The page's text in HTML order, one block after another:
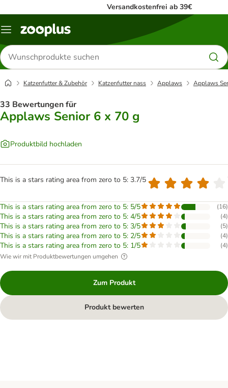
Versandkostenfrei ab 39€
Menü
Produkte
suchen
Katzenfutter & Zubehör Katzenfutter nass Applaws Applaws
33 Bewertungen für
Applaws Senior 6 x 70 g
Produktbild hochladen
This is a stars rating area from zero to 5: 3.7/5
This is a stars rating area from zero to 5: 5/5 (16)
This is a stars rating area from zero to 5: 4/5 (4)
This is a stars rating area from zero to 5: 3/5 (5)
This is a stars rating area from zero to 5: 2/5 (4)
This is a stars rating area from zero to 5: 1/5 (4)
Wie wir mit Produktbewertungen umgehen
Zum Produkt
Produkt bewerten